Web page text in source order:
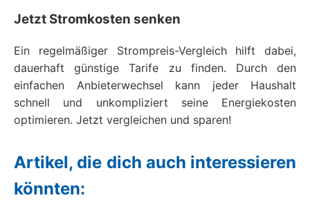
Jetzt Stromkosten senken
Ein regelmäßiger Strompreis-Vergleich hilft dabei,
dauerhaft günstige Tarife zu finden. Durch den
einfachen Anbieterwechsel kann jeder Haushalt
schnell und unkompliziert seine Energiekosten
optimieren. Jetzt vergleichen und sparen!
Artikel, die dich auch interessieren
könnten: